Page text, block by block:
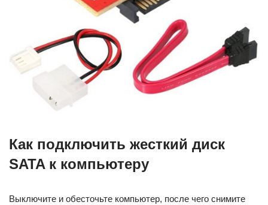
Как подключить жесткий диск
SATA к компьютеру
Выключите и обесточьте компьютер, после чего снимите